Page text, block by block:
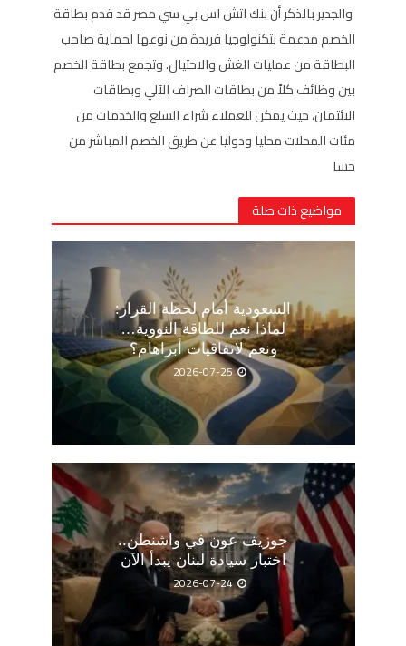
والجدير بالذكر أن بنك اتش اس بي سي مصر قد قدم بطاقة
الخصم مدعمة بتكنولوجيا فريدة من نوعها لحماية صاحب
البطاقة من عمليات الغش والاحتيال. وتجمع بطاقة الخصم
بين وظائف كلاً من بطاقات الصراف الآلي وبطاقات
الائتمان، حيث يمكن للعملاء شراء السلع والخدمات من
مئات المحلات محليا ودوليا عن طريق الخصم المباشر من
حسا
مواضيع ذات صلة
السعودية أمام لحظة القرار:
لماذا نعم للطاقة النووية…
ونعم لاتفاقيات أبراهام؟
2026-07-25
جوزيف عون في واشنطن..
اختبار سيادة لبنان يبدأ الآن
2026-07-24